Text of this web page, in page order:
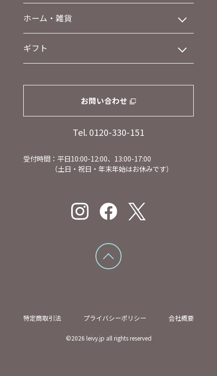
ホーム・雑貨
ギフト
お問い合わせ
Tel. 0120-330-151
受付時間：平日10:00-12:00、13:00-17:00
（土日・祝日・年末年始はお休みです）
特定商取引法 プライバシーポリシー 会社概要
©2026 leivy.jp all rights reserved